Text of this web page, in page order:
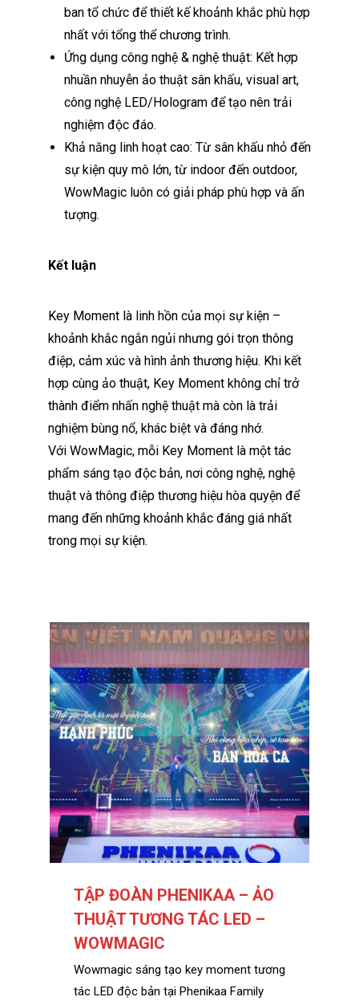
ban tổ chức để thiết kế khoảnh khắc phù hợp
nhất với tổng thể chương trình.
Ứng dụng công nghệ & nghệ thuật: Kết hợp
nhuần nhuyễn ảo thuật sân khấu, visual art,
công nghệ LED/Hologram để tạo nên trải
nghiệm độc đáo.
Khả năng linh hoạt cao: Từ sân khấu nhỏ đến
sự kiện quy mô lớn, từ indoor đến outdoor,
WowMagic luôn có giải pháp phù hợp và ấn
tượng.
Kết luận
Key Moment là linh hồn của mọi sự kiện –
khoảnh khắc ngắn ngủi nhưng gói trọn thông
điệp, cảm xúc và hình ảnh thương hiệu. Khi kết
hợp cùng ảo thuật, Key Moment không chỉ trở
thành điểm nhấn nghệ thuật mà còn là trải
nghiệm bùng nổ, khác biệt và đáng nhớ.
Với WowMagic, mỗi Key Moment là một tác
phẩm sáng tạo độc bản, nơi công nghệ, nghệ
thuật và thông điệp thương hiệu hòa quyện để
mang đến những khoảnh khắc đáng giá nhất
trong mọi sự kiện.
TẬP ĐOÀN PHENIKAA – ẢO
THUẬT TƯƠNG TÁC LED –
WOWMAGIC
Wowmagic sáng tạo key moment tương
tác LED độc bản tại Phenikaa Family